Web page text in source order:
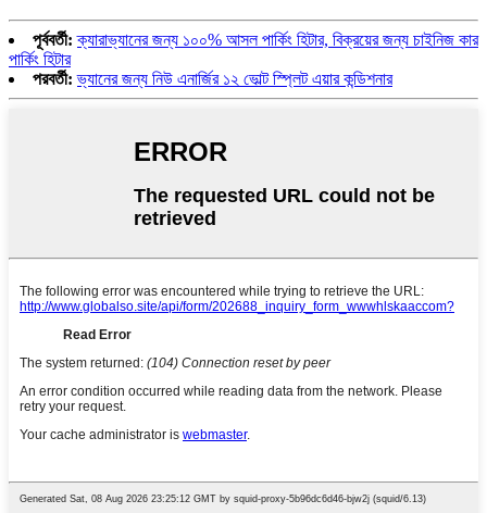
পূর্ববর্তী: ক্যারাভ্যানের জন্য ১০০% আসল পার্কিং হিটার, বিক্রয়ের জন্য চাইনিজ কার
পার্কিং হিটার
পরবর্তী: ভ্যানের জন্য নিউ এনার্জির ১২ ভোল্ট স্প্লিট এয়ার কন্ডিশনার